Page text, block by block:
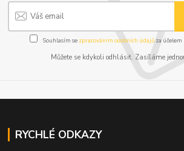
Souhlasím se zpracováním osobních údajůza účelem
Můžete se kdykoli odhlásit. Zasíláme
RYCHLÉ ODKAZY